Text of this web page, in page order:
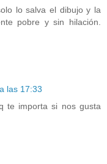
lo salva el dibujo y la
pobre y sin hilación.
las 17:33
te importa si nos gusta